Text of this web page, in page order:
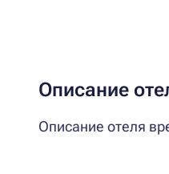
Описание
Описание отеля